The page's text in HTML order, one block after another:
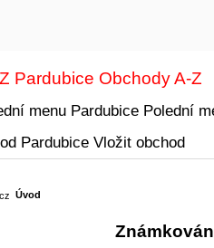
Obchody A-Z
Polední
Vložit obchod
Úvod